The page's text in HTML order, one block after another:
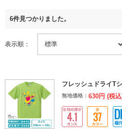
6件見つかりました。
表示順：
フレッシュドライT
無地価格： 630円 (税込